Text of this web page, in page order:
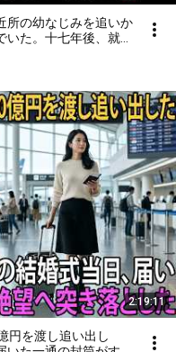
所の幼なじみを追いか
た。十七年後、就職
見て微笑んだ。「妻
――
2:19:11
円を渡し追い出し